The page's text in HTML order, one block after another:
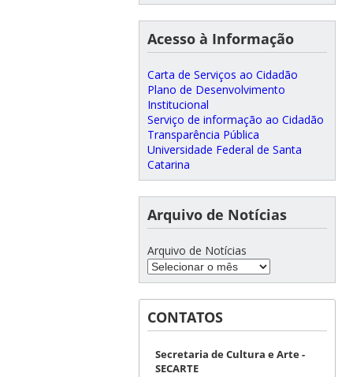
Acesso à Informação
Carta de Serviços ao Cidadão
Plano de Desenvolvimento
Institucional
Serviço de informação ao Cidadão
Transparência Pública
Universidade Federal de Santa
Catarina
Arquivo de Notícias
Arquivo de Notícias
CONTATOS
Secretaria de Cultura e Arte -
SECARTE